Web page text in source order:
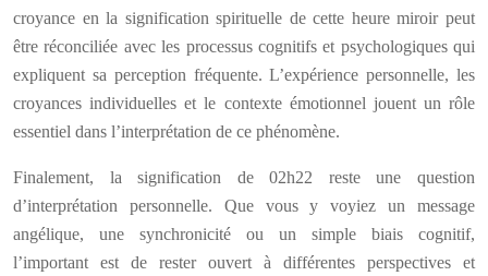
croyance en la signification spirituelle de cette heure miroir peut
être réconciliée avec les processus cognitifs et psychologiques qui
expliquent sa perception fréquente. L’expérience personnelle, les
croyances individuelles et le contexte émotionnel jouent un rôle
essentiel dans l’interprétation de ce phénomène.
Finalement, la signification de 02h22 reste une question
d’interprétation personnelle. Que vous y voyiez un message
angélique, une synchronicité ou un simple biais cognitif,
l’important est de rester ouvert à différentes perspectives et